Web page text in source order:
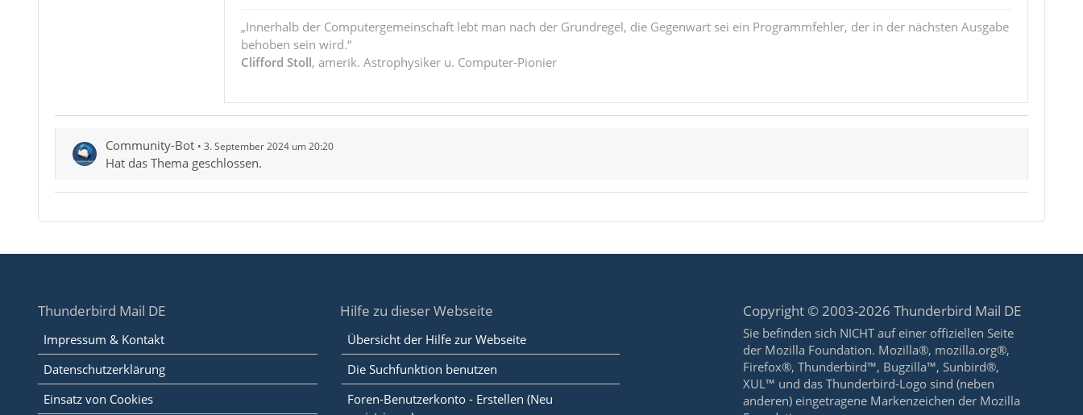
„Innerhalb der Computergemeinschaft lebt man nach der Grundregel, die Gegenwart sei ein Programmfehler, der in der nächsten Ausgabe
behoben sein wird.“
Clifford Stoll, amerik. Astrophysiker u. Computer-Pionier
Community-Bot 3. September 2024 um 20:20
Hat das Thema geschlossen.
Thunderbird Mail DE
Impressum & Kontakt
Datenschutzerklärung
Einsatz von Cookies
Hilfe zu dieser Webseite
Übersicht der Hilfe zur Webseite
Die Suchfunktion benutzen
Foren-Benutzerkonto - Erstellen (Neu
Copyright © 2003-2026 Thunderbird Mail DE
Sie befinden sich NICHT auf einer offiziellen Seite
der Mozilla Foundation. Mozilla®, mozilla.org®,
Firefox®, Thunderbird™, Bugzilla™, Sunbird®,
XUL™ und das Thunderbird-Logo sind (neben
anderen) eingetragene Markenzeichen der Mozilla